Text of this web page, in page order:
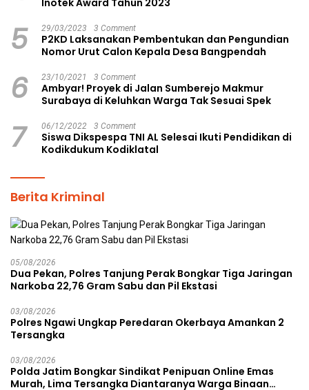
5 29/03/2023 3 Comment
P2KD Laksanakan Pembentukan dan Pengundian
Nomor Urut Calon Kepala Desa Bangpendah
6 23/10/2021 3 Comment
Ambyar! Proyek di Jalan Sumberejo Makmur
Surabaya di Keluhkan Warga Tak Sesuai Spek
7 06/12/2022 3 Comment
Siswa Dikspespa TNI AL Selesai Ikuti Pendidikan di
Kodikdukum Kodiklatal
Berita Kriminal
05/08/2026
Dua Pekan, Polres Tanjung Perak Bongkar Tiga Jaringan
Narkoba 22,76 Gram Sabu dan Pil Ekstasi
03/08/2026
Polres Ngawi Ungkap Peredaran Okerbaya Amankan 2
Tersangka
03/08/2026
Polda Jatim Bongkar Sindikat Penipuan Online Emas
Murah, Lima Tersangka Diantaranya Warga Binaan